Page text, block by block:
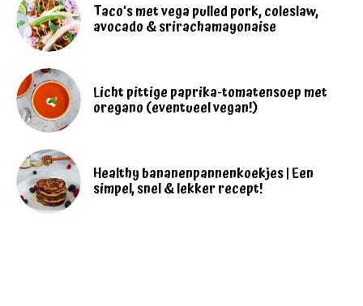
Taco’s met vega pulled pork, coleslaw,
avocado & srirachamayonaise
Licht pittige paprika-tomatensoep met
oregano (eventueel vegan!)
Healthy bananenpannenkoekjes | Een
simpel, snel & lekker recept!